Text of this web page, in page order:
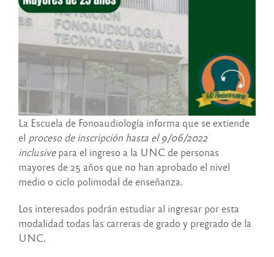
La Escuela de Fonoaudiología informa que se extiende
el proceso de inscripción hasta el 9/06/2022
inclusivepara el ingreso a la UNC de personas
mayores de 25 años que no han aprobado el nivel
medio o ciclo polimodal de enseñanza.
Los interesados podrán estudiar al ingresar por esta
modalidad todas las carreras de grado y pregrado de la
UNC.